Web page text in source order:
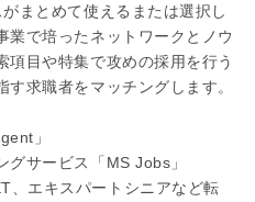
まとめて使えるまたは選択し
業で培ったネットワークとノウ
項目や特集で攻めの採用を行う
求職者をマッチングします。
」
グサービス「MS Jobs」
、エキスパートシニアなど転